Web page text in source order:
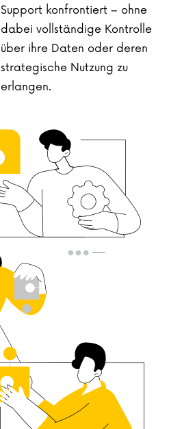
Support konfrontiert – ohne
dabei vollständige Kontrolle
über ihre Daten oder deren
strategische Nutzung zu
erlangen.